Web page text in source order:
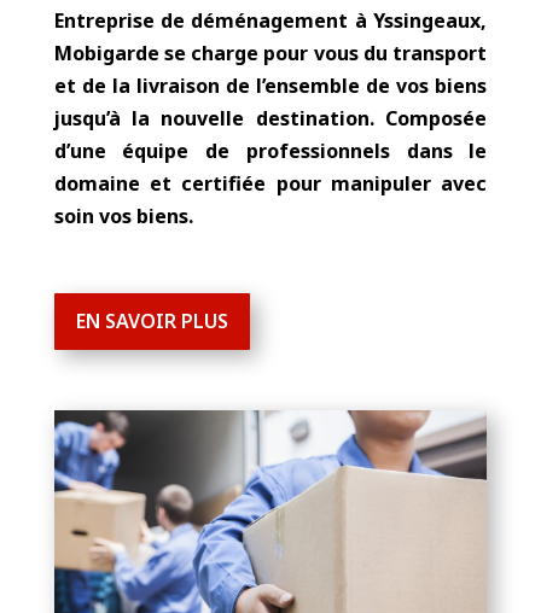
Entreprise de déménagement à Yssingeaux,
Mobigarde se charge pour vous du transport
et de la livraison de l’ensemble de vos biens
jusqu’à la nouvelle destination. Composée
d’une équipe de professionnels dans le
domaine et certifiée pour manipuler avec
soin vos biens.
EN SAVOIR PLUS